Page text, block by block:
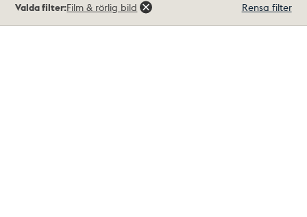
träffar
Valda filter:Film & rörlig bild Rensa filter